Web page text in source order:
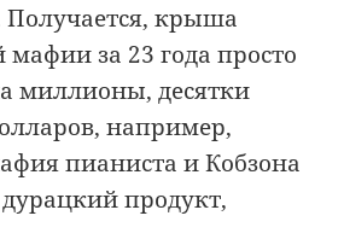
крыша
за 23 года просто
миллионы, десятки
например,
пианиста и Кобзона
продукт,